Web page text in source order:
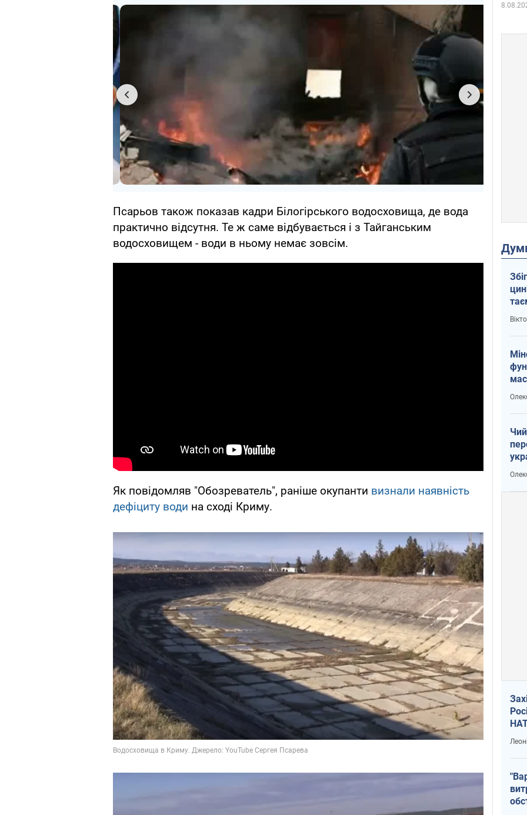
Псарьов також показав кадри Білогірського водосховища, де вода
практично відсутня. Те ж саме відбувається і з Тайганським
водосховищем - води в ньому немає зовсім.
Як повідомляв "Обозреватель", раніше окупанти визнали наявність
дефіциту води на сході Криму.
і